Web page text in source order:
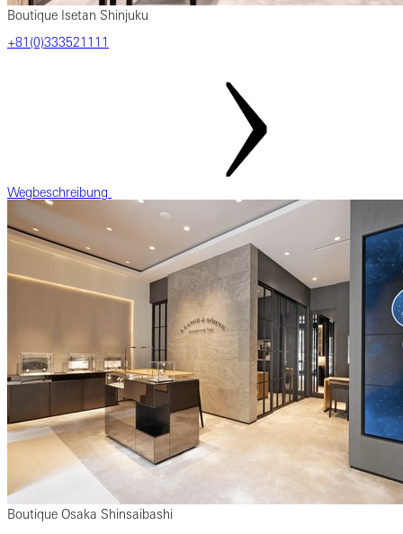
Boutique Isetan Shinjuku
‎+81‎(0)‎333521111
Wegbeschreibung
Boutique Osaka Shinsaibashi